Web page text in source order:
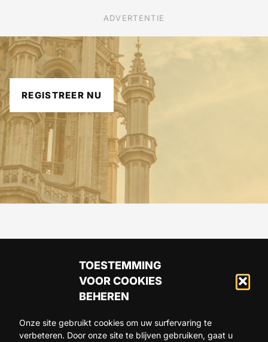
TOESTEMMING
VOOR COOKIES
BEHEREN
Onze site gebruikt cookies om uw surfervaring te
verbeteren. Door onze site te blijven gebruiken, gaat u
ADVERTENTIE
REGISTREER NU